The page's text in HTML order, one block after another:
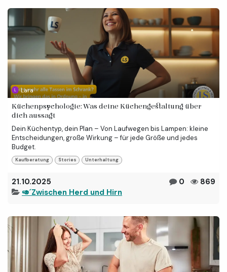
Lara
Küchenpsychologie: Was deine Küchengestaltung über
dich aussagt
Dein Küchentyp, dein Plan – Von Laufwegen bis Lampen: kleine
Entscheidungen, große Wirkung – für jede Größe und jedes
Budget.
Kaufberatung Stories Unterhaltung
21.10.2025 0
869
🥑´Zwischen Herd und Hirn